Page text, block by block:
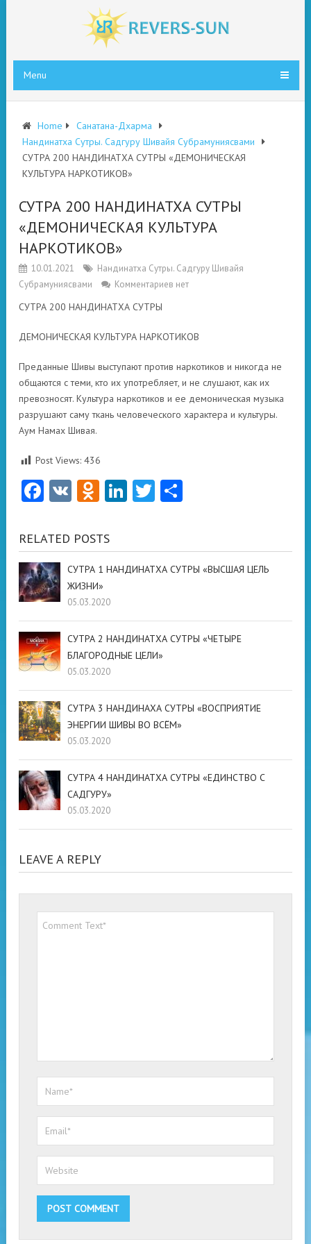
Menu
Home
Санатана-Дхарма
Нандинатха Сутры. Садгуру Шивайя Субрамуниясвами
СУТРА 200 НАНДИНАТХА СУТРЫ «ДЕМОНИЧЕСКАЯ
КУЛЬТУРА НАРКОТИКОВ»
СУТРА 200 НАНДИНАТХА СУТРЫ
«ДЕМОНИЧЕСКАЯ КУЛЬТУРА
НАРКОТИКОВ»
10.01.2021
Нандинатха Сутры. Садгуру Шивайя
Субрамуниясвами
Комментариев нет
СУТРА 200 НАНДИНАТХА СУТРЫ
ДЕМОНИЧЕСКАЯ КУЛЬТУРА НАРКОТИКОВ
Преданные Шивы выступают против наркотиков и никогда не
общаются с теми, кто их употребляет, и не слушают, как их
превозносят. Культура наркотиков и ее демоническая музыка
разрушают саму ткань человеческого характера и культуры.
Аум Намах Шивая.
Post Views: 436
Facebook
VK Odnoklassniki
LinkedIn
Twitter
RELATED POSTS
СУТРА 1 НАНДИНАТХА СУТРЫ «ВЫСШАЯ ЦЕЛЬ
ЖИЗНИ»
05.03.2020
СУТРА 2 НАНДИНАТХА СУТРЫ «ЧЕТЫРЕ
БЛАГОРОДНЫЕ ЦЕЛИ»
05.03.2020
СУТРА 3 НАНДИНАХА СУТРЫ «ВОСПРИЯТИЕ
ЭНЕРГИИ ШИВЫ ВО ВСЁМ»
05.03.2020
СУТРА 4 НАНДИНАТХА СУТРЫ «ЕДИНСТВО С
САДГУРУ»
05.03.2020
LEAVE A REPLY